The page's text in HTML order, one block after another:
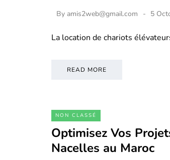
By amis2web@gmail.com 5
La location de chariots
READ MORE
NON CLASSÉ
Optimisez Vos
Nacelles au Maroc